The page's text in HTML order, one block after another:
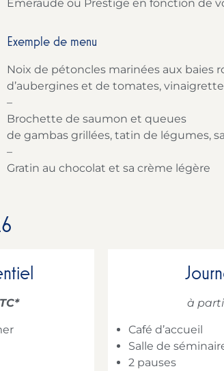
Émeraude ou Prestige en fonction de
Exemple de menu
Noix de pétoncles marinées aux baies
d’aubergines et de tomates,
–
Brochette de saumon et queues
de gambas grillées, tatin de légumes,
–
Gratin au chocolat et sa crème légère
à
Café d’accueil
Salle de
2 pauses